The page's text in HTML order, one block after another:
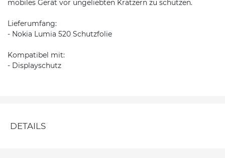
mobiles Gerät vor ungeliebten Kratzern zu schützen.
Lieferumfang:
- Nokia Lumia 520 Schutzfolie
Kompatibel mit:
- Displayschutz
DETAILS